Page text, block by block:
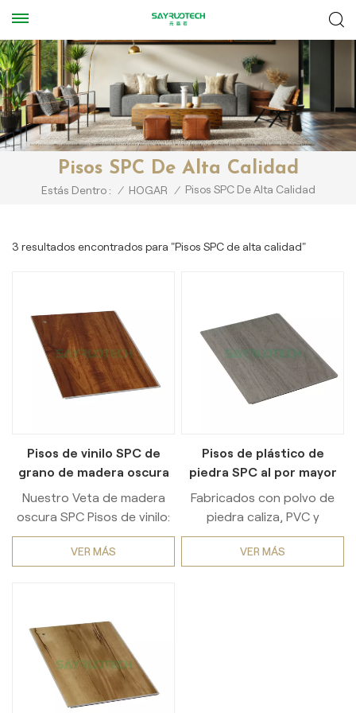
Pisos SPC De Alta Calidad
Estás Dentro : / HOGAR / Pisos SPC De Alta Calidad
3 resultados encontrados para "Pisos SPC de alta calidad"
Pisos de vinilo SPC de
grano de madera oscura
de grado comercial,
duraderos para proyectos
residencial
Nuestro Veta de madera
oscura SPC Pisos de vinilo:
una solución de primera
calidad diseñada para
calidad. SPC (Compuesto
de piedra y plástico), este
piso ofrece Calidad
comercial duradera
Rendimiento, lo que lo
VER MÁS
Pisos de plástico de
piedra SPC al por mayor
de alta calidad y fácil
instalación
Fabricados con polvo de
piedra caliza, PVC y
estabilizadores, los pisos
SPC tienen una estructura
VER MÁS